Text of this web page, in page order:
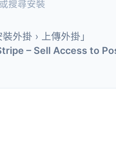
或搜尋安裝
外掛 › 上傳外掛」
– Sell Access to